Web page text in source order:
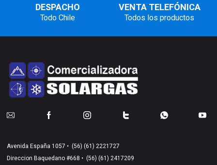
DESPACHO
Todo Chile
VENTA TELEFÓNICA
Todos los productos
Avenida España 1057 • (56) (61) 2221727
Direccion Baquedano #668 • (56) (61) 2417209